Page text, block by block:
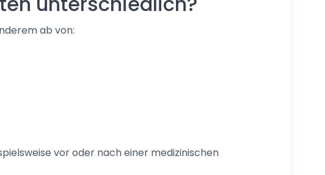
ab von:
vor oder nach einer medizinischen